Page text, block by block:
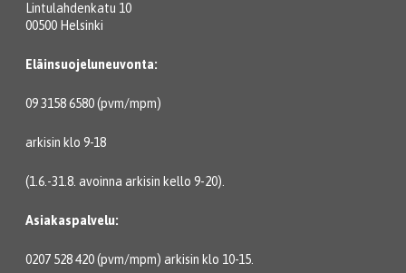
Lintulahdenkatu 10
00500 Helsinki
Eläinsuojeluneuvonta:
09 3158 6580 (pvm/mpm)
arkisin klo 9-18
(1.6.-31.8. avoinna arkisin kello 9-20).
Asiakaspalvelu:
0207 528 420 (pvm/mpm) arkisin klo 10-15.